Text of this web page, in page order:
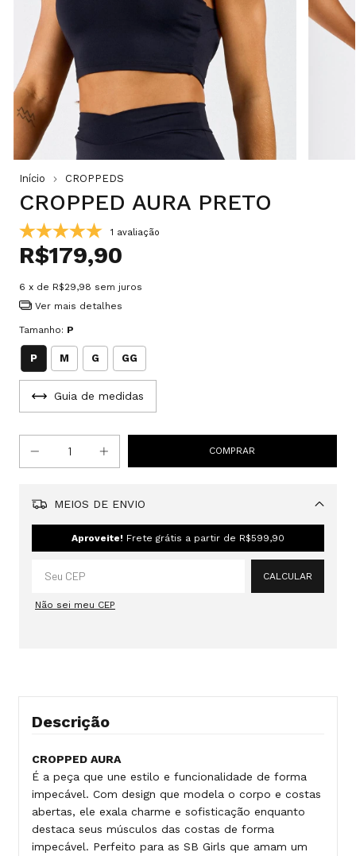
Início CROPPEDS
CROPPED AURA PRETO
1 avaliação
R$179,90
6 x de R$29,98 sem juros
Ver mais detalhes
Tamanho: P
P M G GG
Guia de medidas
MEIOS DE ENVIO
Aproveite! Frete grátis a partir de R$599,90
CALCULAR
Não sei meu CEP
Descrição
CROPPED AURA
É a peça que une estilo e funcionalidade de forma
impecável. Com design que modela o corpo e costas
abertas, ele exala charme e sofisticação enquanto
destaca seus músculos das costas de forma
impecável. Perfeito para as SB Girls que amam um